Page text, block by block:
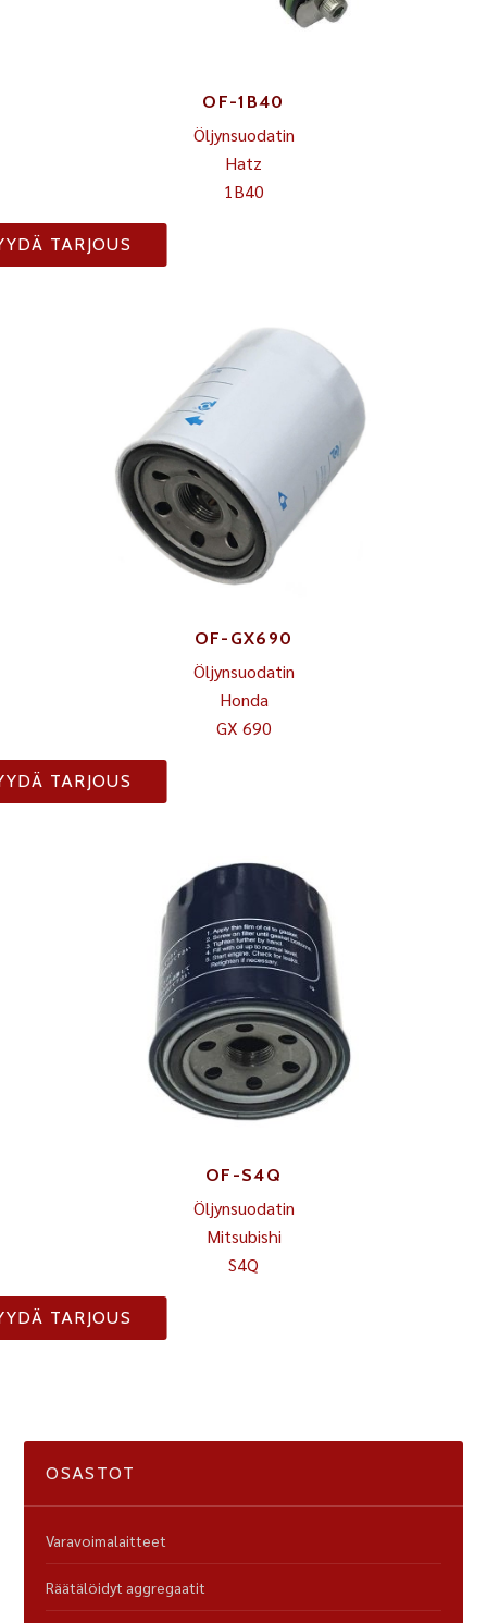
OF-1B40
Öljynsuodatin
Hatz
1B40
TARJOUS
OF-GX690
Öljynsuodatin
Honda
GX 690
TARJOUS
OF-S4Q
Öljynsuodatin
Mitsubishi
S4Q
TARJOUS
OSASTOT
Varavoimalaitteet
Räätälöidyt aggregaatit